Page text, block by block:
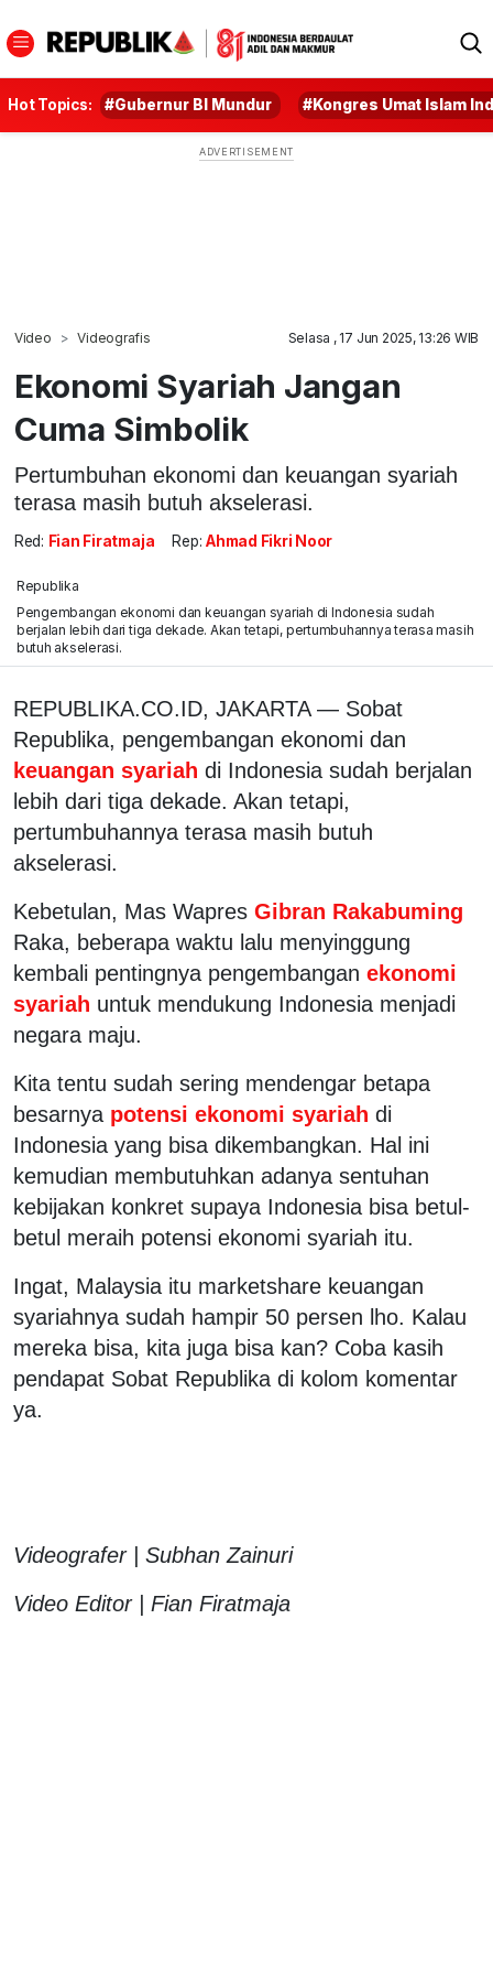
Hot Topics: #Gubernur BI Mundur #Kongres Umat Islam
Video Videografis Selasa , 17 Jun 2025, 13:26 WIB
Ekonomi Syariah Jangan
Cuma Simbolik
Pertumbuhan ekonomi dan keuangan syariah
terasa masih butuh akselerasi.
Red: Fian Firatmaja Rep: Ahmad Fikri Noor
Republika
Pengembangan ekonomi dan keuangan syariah di Indonesia sudah
berjalan lebih dari tiga dekade. Akan tetapi, pertumbuhannya terasa masih
butuh akselerasi.
REPUBLIKA.CO.ID, JAKARTA — Sobat
Republika, pengembangan ekonomi dan
keuangan syariah di Indonesia sudah berjalan
lebih dari tiga dekade. Akan tetapi,
pertumbuhannya terasa masih butuh
akselerasi.
Kebetulan, Mas Wapres Gibran Rakabuming
Raka, beberapa waktu lalu menyinggung
kembali pentingnya pengembangan ekonomi
syariah untuk mendukung Indonesia menjadi
negara maju.
Kita tentu sudah sering mendengar betapa
besarnya potensi ekonomi syariah di
Indonesia yang bisa dikembangkan. Hal ini
kemudian membutuhkan adanya sentuhan
kebijakan konkret supaya Indonesia bisa betul-
betul meraih potensi ekonomi syariah itu.
Ingat, Malaysia itu marketshare keuangan
syariahnya sudah hampir 50 persen lho. Kalau
mereka bisa, kita juga bisa kan? Coba kasih
pendapat Sobat Republika di kolom komentar
ya.
Videografer | Subhan Zainuri
Video Editor | Fian Firatmaja